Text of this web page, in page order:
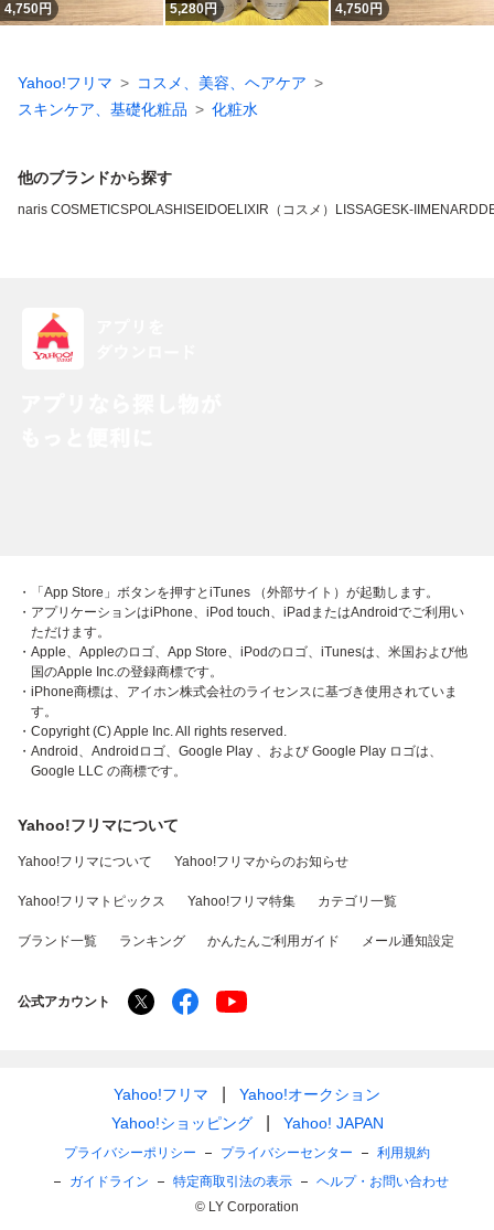
4,750円 5,280円 4,750円
Yahoo!フリマ
コスメ、美容、ヘアケア
スキンケア、基礎化粧品
化粧水
他のブランドから探す
naris COSMETICSPOLASHISEIDOELIXIR（コスメ） LISSAGESK-II MENARD
・「App Store」ボタンを押すとiTunes （外部サイト）が起動します。
・アプリケーションはiPhone、iPod touch、iPadまたはAndroidでご利用い
ただけます。
・Apple、Appleのロゴ、App Store、iPodのロゴ、iTunesは、米国および他
国のApple Inc.の登録商標です。
・iPhone商標は、アイホン株式会社のライセンスに基づき使用されていま
す。
・Copyright (C) Apple Inc. All rights reserved.
・Android、Androidロゴ、Google Play 、および Google Play ロゴは、
Google LLC の商標です。
Yahoo!フリマについて
Yahoo!フリマについて Yahoo!フリマからのお知らせ
Yahoo!フリマトピックス Yahoo!フリマ特集 カテゴリ一覧
ブランド一覧 ランキング かんたんご利用ガイド メール通知設定
公式アカウント
Yahoo!フリマ
Yahoo!オークション
Yahoo!ショッピング
Yahoo! JAPAN
プライバシーポリシー プライバシーセンター
利用規約
ガイドライン
特定商取引法の表示
ヘルプ・お問い合わせ
© LY Corporation